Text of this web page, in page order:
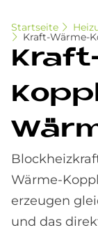
Startseite
Kraft-Wärme-
Wärme-
erzeugen
und das